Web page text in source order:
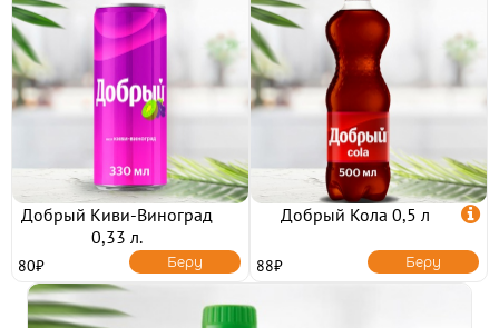
ТОППИНГИ
ОТЗЫВЫ
КОНТАКТЫ
ЛИЧНЫЙ КАБИНЕТ
Добрый Киви-Виноград
0,33 л.
80₽ Беру
Добрый Кола 0,5 л 
88₽ Беру